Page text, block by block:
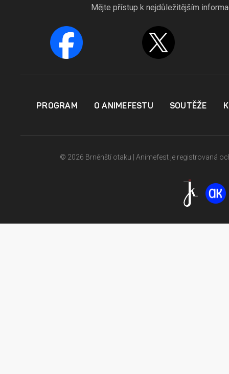
Mějte přístup k nejdůležitějším
PROGRAM O ANIMEFESTU SOUTĚŽE
© 2026 Brněnští otaku | Animefest je registrovaná